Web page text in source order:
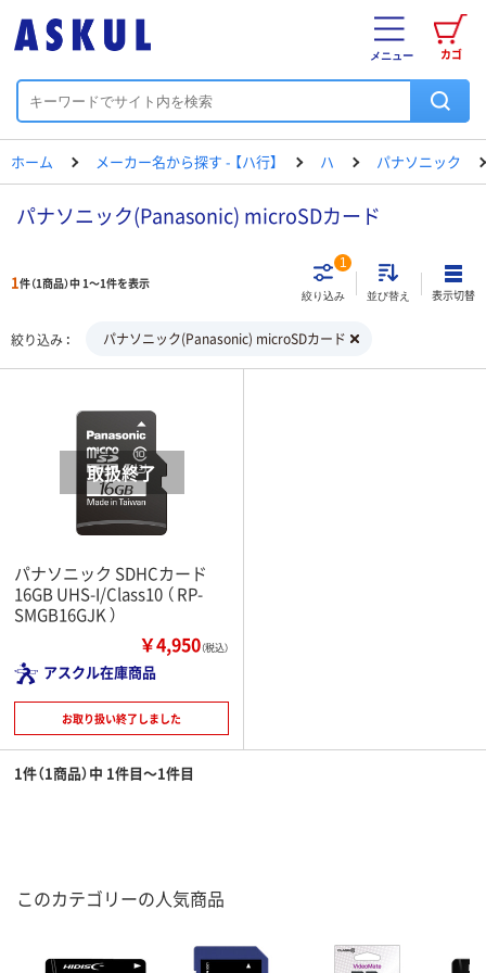
カゴ
メニュー
ホーム メーカー名から探す - 【ハ行】 ハ パナソニック
パナソニック(Panasonic) microSDカード
1件（1商品）中 1～1件を表示
絞り込み
1
並び替え 表示切替
絞り込み パナソニック(Panasonic) microSDカード
パナソニック SDHCカード
16GB UHS-I/Class10 （ RP-
SMGB16GJK ）
￥4,950（税込）
アスクル在庫商品
お取り扱い終了しました
1件（1商品）中 1件目～1件目
このカテゴリーの人気商品